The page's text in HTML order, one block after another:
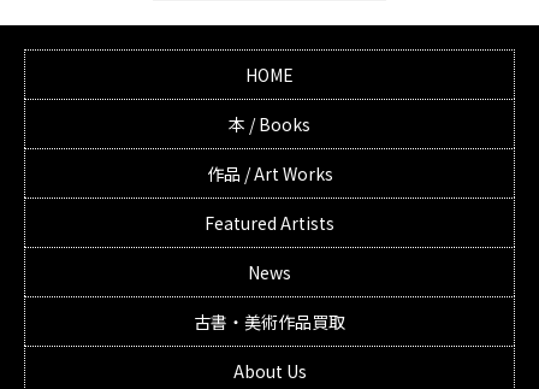
HOME
本 / Books
作品 / Art Works
Featured Artists
News
古書・美術作品買取
About Us